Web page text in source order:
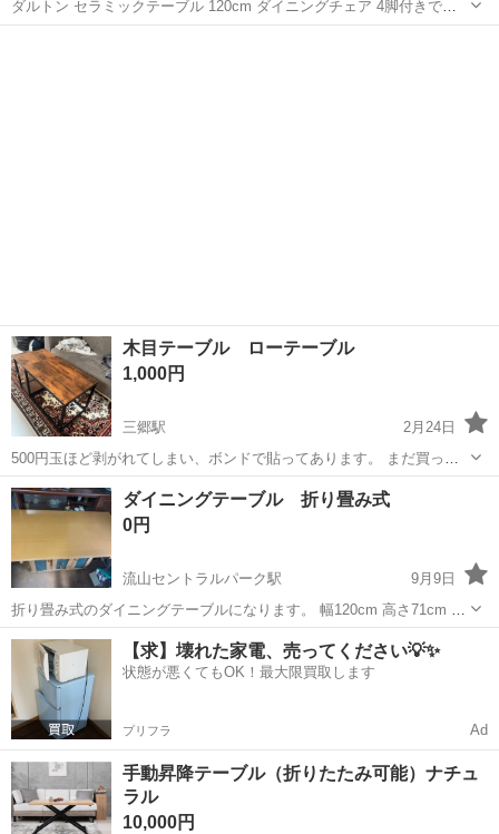
ダルトン セラミックテーブル 120cm ダイニングチェア 4脚付きで
す。 天板の裏側の1箇所に欠け、テーブルの足に傷があります。（写
木目テーブル ローテーブル
1,000円
三郷駅
2月24日
500円玉ほど剥がれてしまい、ボンドで貼ってあります。 まだ買って1
ヶ月も経っていないので、他はとても綺麗です!
千葉 流山市 三郷駅 テーブル ロー
ダイニングテーブル 折り畳み式
0円
流山セントラルパーク駅
9月9日
折り畳み式のダイニングテーブルになります。 幅120cm 高さ71cm 折
り畳み時44cm 伸ばした時80cm 天板はシートを敷いていたため汚れは
ほとんど見受けられません。棚板はできる限り綺麗にいたしました。
写真5枚目の...
千葉 流山市 流山セントラルパーク駅 テーブル
ダイニング
【求】壊れた家電、売ってください💡✨
状態が悪くてもOK！最大限買取します
プリフラ Ad
手動昇降テーブル（折りたたみ可能）ナチュ
ラル
10,000円